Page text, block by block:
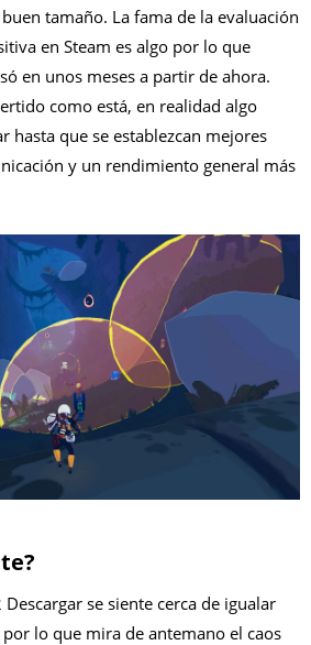
tamaño. La fama de la evaluación
en Steam es algo por lo que
en unos meses a partir de ahora.
como está, en realidad algo
hasta que se establezcan mejores
y un rendimiento general más
se siente cerca de igualar
lo que mira de antemano el caos